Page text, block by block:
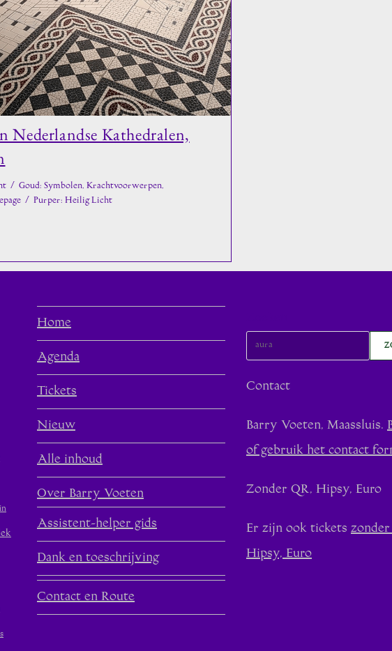
Nederlandse Kathedralen,
/ Goud: Symbolen, Krachtvoorwerpen,
/ Purper: Heilig Licht
Home
Agenda
Tickets
Nieuw
Alle inhoud
Over Barry Voeten
Assistent-helper gids
Dank en toeschrijving
Contact en Route
Contact
Barry Voeten, Maassluis.
of gebruik het contact
Zonder QR, Hipsy, Euro
Er zijn ook tickets zonder
Hipsy, Euro